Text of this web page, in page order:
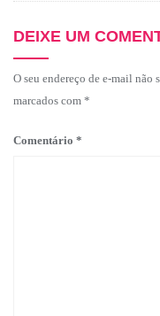
DEIXE UM
O seu endereço de e-mail não
marcados com *
Comentário *